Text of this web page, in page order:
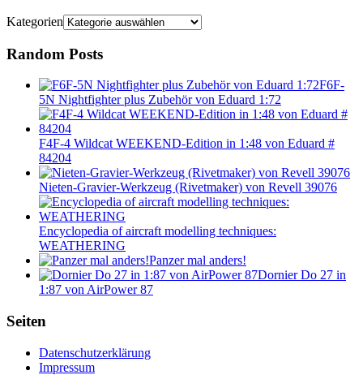
Kategorien
Random Posts
F6F-
5N Nightfighter plus Zubehör von Eduard 1:72
F4F-4 Wildcat WEEKEND-Edition in 1:48 von Eduard #
84204
Nieten-Gravier-Werkzeug (Rivetmaker) von Revell 39076
Encyclopedia of aircraft modelling techniques:
WEATHERING
Panzer mal anders!
Dornier Do 27 in
1:87 von AirPower 87
Seiten
Datenschutzerklärung
Impressum